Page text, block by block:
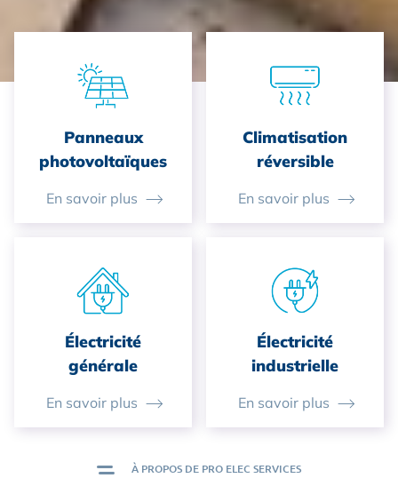
Panneaux
photovoltaïques
En savoir plus
Climatisation
réversible
En savoir plus
Électricité
générale
En savoir plus
Électricité
industrielle
En savoir plus
À PROPOS DE PRO ELEC SERVICES